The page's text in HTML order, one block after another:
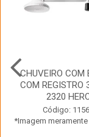
CHUVEIRO COM
COM REGISTRO
2320
Código:
*Imagem